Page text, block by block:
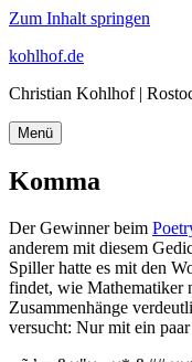
Zum Inhalt springen
kohlhof.de
Christian Kohlhof |
Menü
Komma
Der Gewinner beim
anderem mit diesem
Spiller hatte es mit den
findet, wie Mathematiker
Zusammenhänge
versucht: Nur mit ein